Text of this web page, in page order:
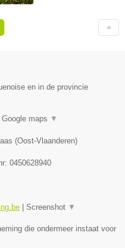
en in de provincie
Google maps ▼
(Oost-Vlaanderen)
0450628940
| Screenshot ▼
die ondermeer instaat voor